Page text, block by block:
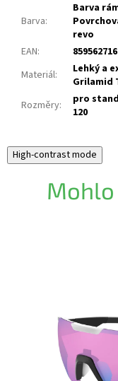
Barva:
Barva
revo
EAN:
Materiál:
Lehký a
Grilamid
Rozměry:
pro
120
High-contrast mode
Mohlo